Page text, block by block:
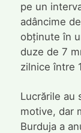
pe un
adâncime
obținute în
duze de 7
zilnice între
Lucrările au
motive, dar
Burduja a